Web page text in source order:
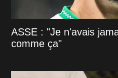
ASSE : "Je n'avais
comme ça"